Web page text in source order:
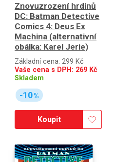
Znovuzrození hrdinů
DC: Batman Detective
Comics 4: Deus Ex
Machina (alternativní
obálka: Karel Jerie)
Základní cena: 299 Kč
Vaše cena s DPH: 269 Kč
Skladem
-10%
Koupit